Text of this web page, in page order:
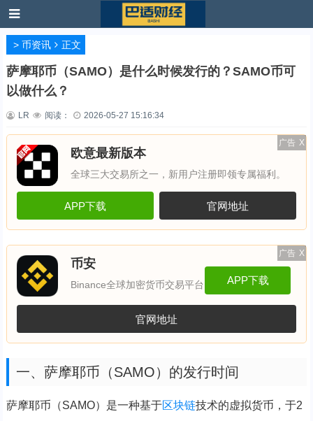
> 币资讯 正文
萨摩耶币（SAMO）是什么时候发行的？SAMO币可
以做什么？
LR 阅读： 2026-05-27 15:16:34
广告 X
欧意最新版本
全球三大交易所之一，新用户注册即领专属福利。
APP下载 官网地址
广告 X
币安
Binance全球加密货币交易平台 APP下载
官网地址
一、萨摩耶币（SAMO）的发行时间
萨摩耶币（SAMO）是一种基于区块链技术的虚拟货币，于2